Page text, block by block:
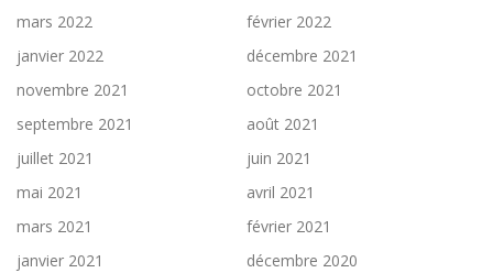
mars 2022
février 2022
janvier 2022
décembre 2021
novembre 2021
octobre 2021
septembre 2021
août 2021
juillet 2021
juin 2021
mai 2021
avril 2021
mars 2021
février 2021
janvier 2021
décembre 2020